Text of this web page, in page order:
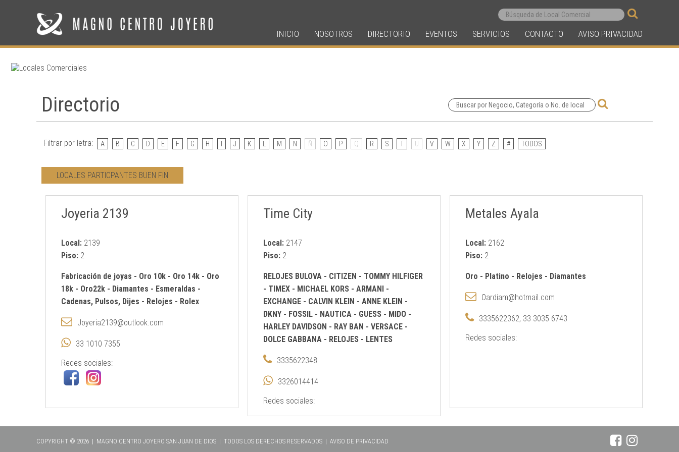
AVISO PRIVACIDAD
CONTACTO
SERVICIOS
EVENTOS
DIRECTORIO
NOSOTROS
INICIO
Directorio
Filtrar por letra: A B C D E F G H J K M N Ñ O P Q R S T V W X Y Z # TODOS
LOCALES PARTICPANTES BUEN FIN
Joyeria 2139
Local: 2139
Piso: 2
Fabricación de joyas - Oro 10k - Oro 14k - Oro
18k - Oro22k - Diamantes - Esmeraldas -
Cadenas, Pulsos, Dijes - Relojes - Rolex
Joyeria2139@outlook.com
33 1010 7355
Redes sociales:
Time City
Local: 2147
Piso: 2
RELOJES BULOVA - CITIZEN - TOMMY HILFIGER
- TIMEX - MICHAEL KORS - ARMANI -
EXCHANGE - CALVIN KLEIN - ANNE KLEIN -
DKNY - FOSSIL - NAUTICA - GUESS - MIDO -
HARLEY DAVIDSON - RAY BAN - VERSACE -
DOLCE GABBANA - RELOJES - LENTES
3335622348
3326014414
Redes sociales:
Metales Ayala
Local: 2162
Piso: 2
Oro - Platino - Relojes - Diamantes
Oardiam@hotmail.com
3335622362, 33 3035 6743
Redes sociales:
COPYRIGHT © 2026 | MAGNO CENTRO JOYERO SAN JUAN DE DIOS | TODOS LOS DERECHOS RESERVADOS | AVISO DE PRIVACIDAD